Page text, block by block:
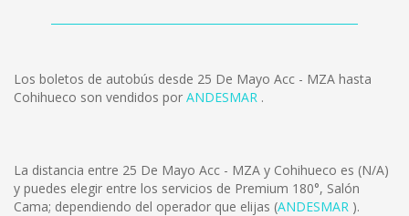
Los boletos de autobús desde 25 De Mayo Acc - MZA hasta
Cohihueco son vendidos por ANDESMAR .
La distancia entre 25 De Mayo Acc - MZA y Cohihueco es (N/A)
y puedes elegir entre los servicios de Premium 180°, Salón
Cama; dependiendo del operador que elijas (ANDESMAR ).